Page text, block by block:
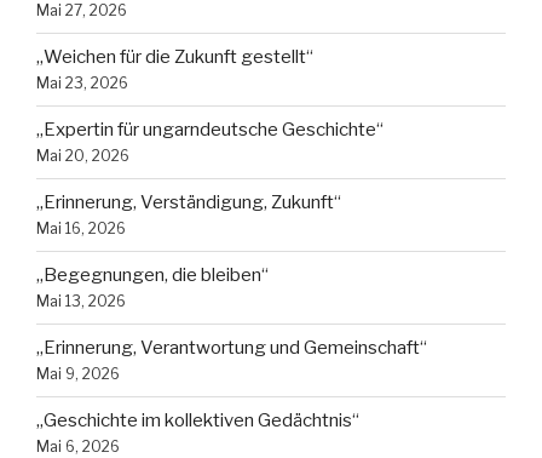
Mai 27, 2026
„Weichen für die Zukunft gestellt“
Mai 23, 2026
„Expertin für ungarndeutsche Geschichte“
Mai 20, 2026
„Erinnerung, Verständigung, Zukunft“
Mai 16, 2026
„Begegnungen, die bleiben“
Mai 13, 2026
„Erinnerung, Verantwortung und Gemeinschaft“
Mai 9, 2026
„Geschichte im kollektiven Gedächtnis“
Mai 6, 2026